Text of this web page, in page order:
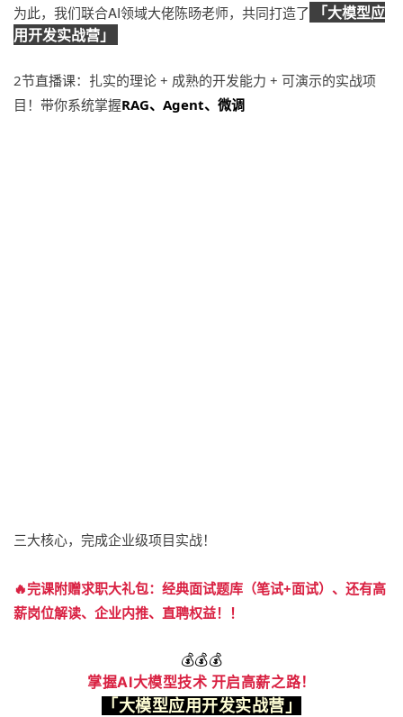
为此，我们联合AI领域大佬陈旸老师，共同打造了
「大模型应
用开发实战营」
2节直播课：扎实的理论 + 成熟的开发能力 + 可演示的实战项
目！带你系统掌握RAG、Agent、微调
三大核心，完成企业级项目实战！
🔥完课附赠求职大礼包：经典面试题库（笔试+面试）、还有高
薪岗位解读、企业内推、直聘权益！！
💰💰💰
掌握AI大模型技术 开启高薪之路！
「大模型应用开发实战营」